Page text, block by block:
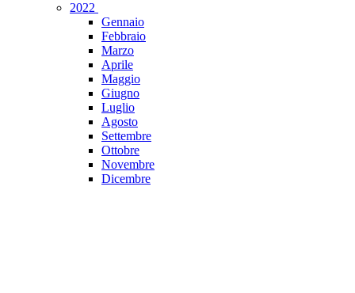
2022
Gennaio
Febbraio
Marzo
Aprile
Maggio
Giugno
Luglio
Agosto
Settembre
Ottobre
Novembre
Dicembre